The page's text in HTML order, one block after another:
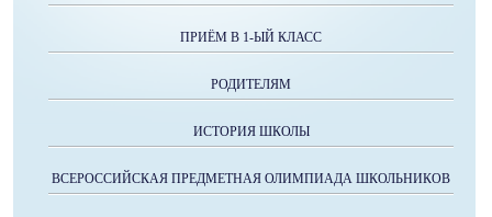
ПРИЁМ В 1-ЫЙ КЛАСС
РОДИТЕЛЯМ
ИСТОРИЯ ШКОЛЫ
ВСЕРОССИЙСКАЯ ПРЕДМЕТНАЯ ОЛИМПИАДА ШКОЛЬНИКОВ